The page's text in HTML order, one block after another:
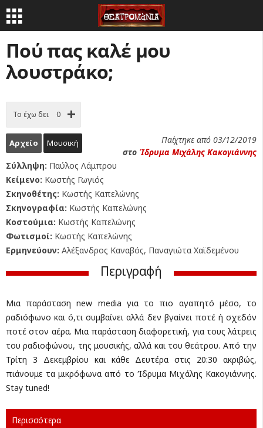
Πού πας καλέ μου
λουστράκο;
Το έχω δει 0
Αρχείο Μουσική
Παίχτηκε από 03/12/2019
στο Ίδρυμα Μιχάλης Κακογιάννης
Σύλληψη: Παύλος Λάμπρου
Κείμενο: Κωστής Γωγιός
Σκηνοθέτης: Κωστής Καπελώνης
Σκηνογραφία: Κωστής Καπελώνης
Κοστούμια: Κωστής Καπελώνης
Φωτισμοί: Κωστής Καπελώνης
Ερμηνεύουν: Αλέξανδρος Καναβός, Παναγιώτα Χαϊδεμένου
Περιγραφή
Μια παράσταση new media για το πιο αγαπητό μέσο, το
ραδιόφωνο και ό,τι συμβαίνει αλλά δεν βγαίνει ποτέ ή σχεδόν
ποτέ στον αέρα. Μια παράσταση διαφορετική, για τους λάτρεις
του ραδιοφώνου, της μουσικής, αλλά και του θεάτρου. Από την
Τρίτη 3 Δεκεμβρίου και κάθε Δευτέρα στις 20:30 ακριβώς,
πιάνουμε τα μικρόφωνα από το Ίδρυμα Μιχάλης Κακογιάννης.
Stay tuned!
Περισσότερα